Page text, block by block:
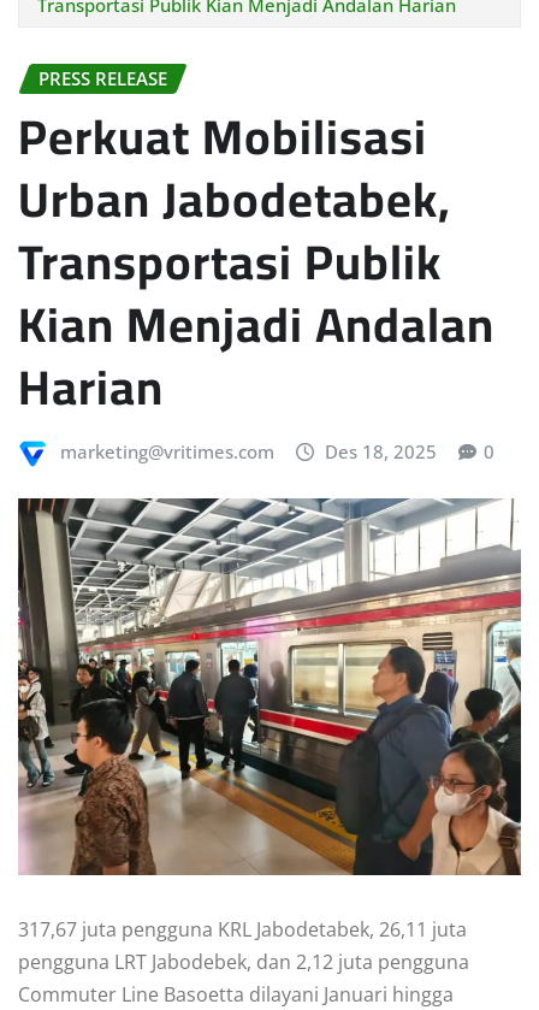
Transportasi Publik Kian Menjadi Andalan Harian
PRESS RELEASE
Perkuat Mobilisasi
Urban Jabodetabek,
Transportasi Publik
Kian Menjadi Andalan
Harian
marketing@vritimes.com Des 18, 2025 0
317,67 juta pengguna KRL Jabodetabek, 26,11 juta
pengguna LRT Jabodebek, dan 2,12 juta pengguna
Commuter Line Basoetta dilayani Januari hingga